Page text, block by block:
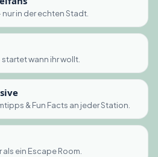
nur in der echten Stadt.
wann ihr wollt.
& Fun Facts an jeder Station.
ein Escape Room.